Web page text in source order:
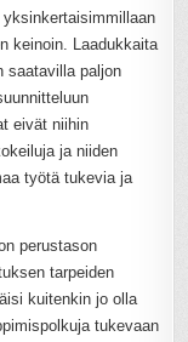
keinoin. Laadukkaita
saatavilla paljon
eivät niihin
ja niiden
työtä tukevia ja
perustason
tarpeiden
kuitenkin jo olla
tukevaan